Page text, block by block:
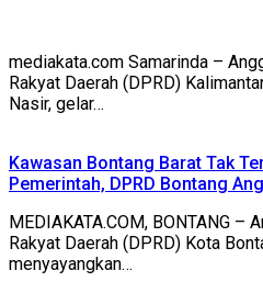
mediakata.com Samarinda –
Rakyat Daerah (DPRD)
Nasir, gelar…
Kawasan Bontang Barat Tak
Pemerintah, DPRD Bontang
MEDIAKATA.COM, BONTANG –
Rakyat Daerah (DPRD) Kota
menyayangkan…